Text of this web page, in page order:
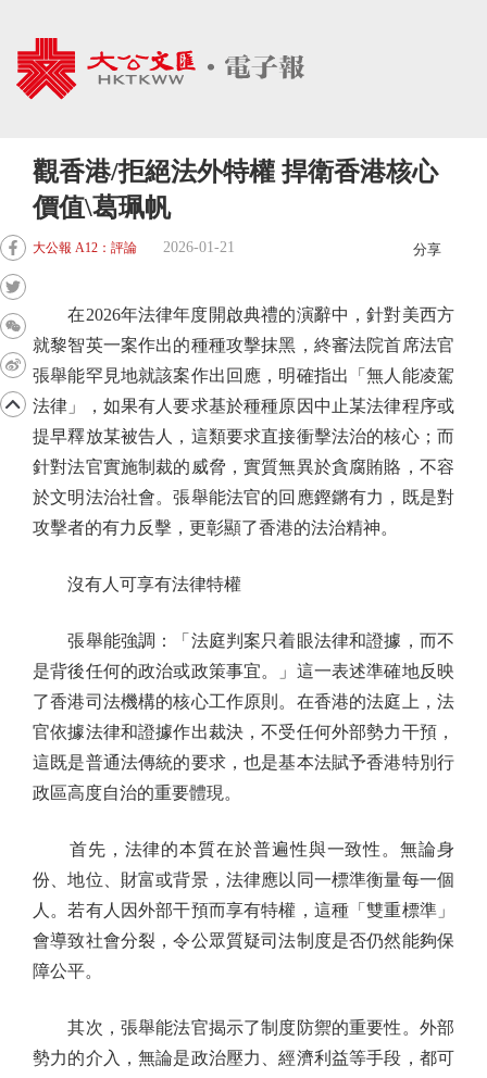
觀香港/拒絕法外特權 捍衛香港核心
價值\葛珮帆
大公報 A12：評論 2026-01-21 分享
在2026年法律年度開啟典禮的演辭中，針對美西方
就黎智英一案作出的種種攻擊抹黑，終審法院首席法官
張舉能罕見地就該案作出回應，明確指出「無人能凌駕
法律」，如果有人要求基於種種原因中止某法律程序或
提早釋放某被告人，這類要求直接衝擊法治的核心；而
針對法官實施制裁的威脅，實質無異於貪腐賄賂，不容
於文明法治社會。張舉能法官的回應鏗鏘有力，既是對
攻擊者的有力反擊，更彰顯了香港的法治精神。
沒有人可享有法律特權
張舉能強調：「法庭判案只着眼法律和證據，而不
是背後任何的政治或政策事宜。」這一表述準確地反映
了香港司法機構的核心工作原則。在香港的法庭上，法
官依據法律和證據作出裁決，不受任何外部勢力干預，
這既是普通法傳統的要求，也是基本法賦予香港特別行
政區高度自治的重要體現。
首先，法律的本質在於普遍性與一致性。無論身
份、地位、財富或背景，法律應以同一標準衡量每一個
人。若有人因外部干預而享有特權，這種「雙重標準」
會導致社會分裂，令公眾質疑司法制度是否仍然能夠保
障公平。
其次，張舉能法官揭示了制度防禦的重要性。外部
勢力的介入，無論是政治壓力、經濟利益等手段，都可